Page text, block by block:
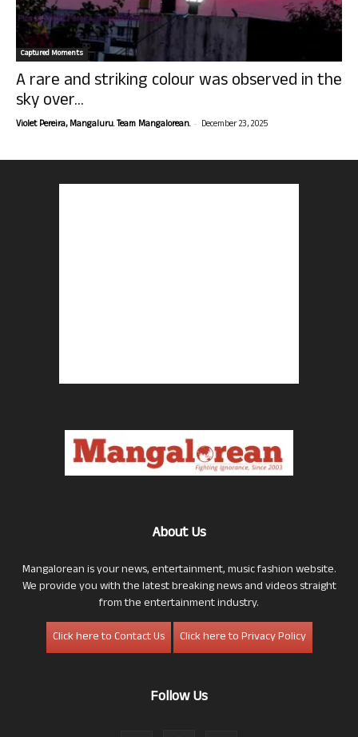
Captured Moments
A rare and striking colour was observed in the
sky over...
Violet Pereira, Mangaluru. Team Mangalorean. - December 23, 2025
About Us
Mangalorean is your news, entertainment, music fashion website.
We provide you with the latest breaking news and videos straight
from the entertainment industry.
Click here to Contact Us
Click here to Privacy Policy
Follow Us